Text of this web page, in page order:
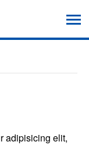
adipisicing elit,